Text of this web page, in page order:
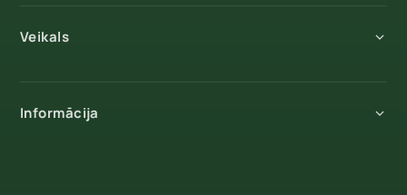
Veikals
Informācija